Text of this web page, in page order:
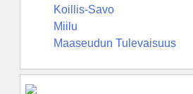
Koillis-Savo
Miilu
Maaseudun Tulevaisuus